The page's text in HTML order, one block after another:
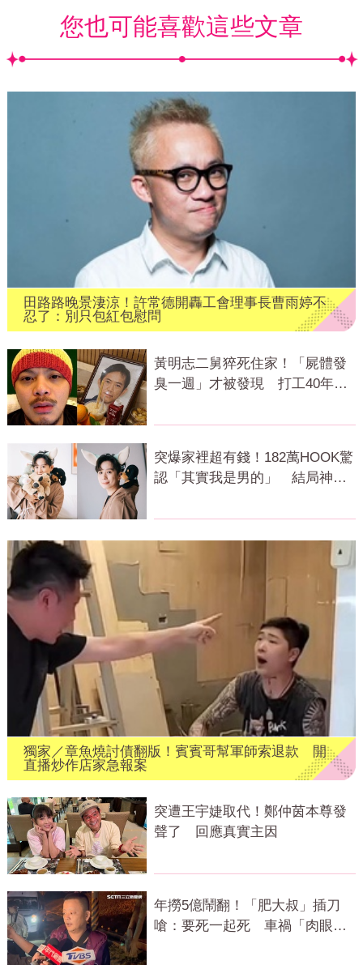
您也可能喜歡這些文章
田路路晚景淒涼！許常德開轟工會理事長曹雨婷不
忍了：別只包紅包慰問
黃明志二舅猝死住家！「屍體發
臭一週」才被發現 打工40年悲
突爆家裡超有錢！182萬HOOK驚
認「其實我是男的」 結局神反
獨家／章魚燒討債翻版！賓賓哥幫軍師索退款 開
直播炒作店家急報案
突遭王宇婕取代！鄭仲茵本尊發
聲了 回應真實主因
年撈5億鬧翻！「肥大叔」插刀
嗆：要死一起死 車禍「肉眼酒